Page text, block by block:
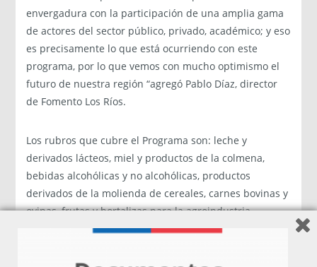
envergadura con la participación de una amplia gama
de actores del sector público, privado, académico; y eso
es precisamente lo que está ocurriendo con este
programa, por lo que vemos con mucho optimismo el
futuro de nuestra región “agregó Pablo Díaz, director
de Fomento Los Ríos.
Los rubros que cubre el Programa son: leche y
derivados lácteos, miel y productos de la colmena,
bebidas alcohólicas y no alcohólicas, productos
derivados de la molienda de cereales, carnes bovinas y
ovinas, frutas y hortalizas para la agroindustria,
chocolates y confites, cecinas y productos marinos.